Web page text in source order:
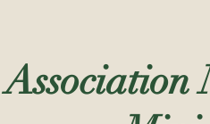
Association